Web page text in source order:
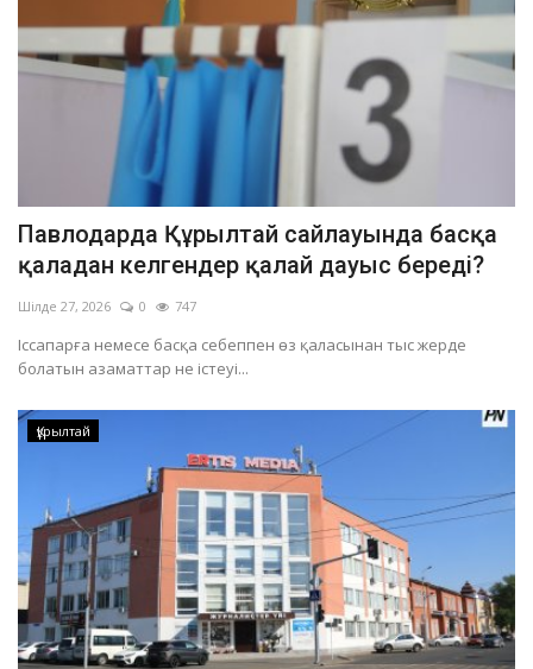
Павлодарда Құрылтай сайлауында басқа
қаладан келгендер қалай дауыс береді?
Шілде 27, 2026 0 747
Іссапарға немесе басқа себеппен өз қаласынан тыс жерде
болатын азаматтар не істеуі...
Құрылтай